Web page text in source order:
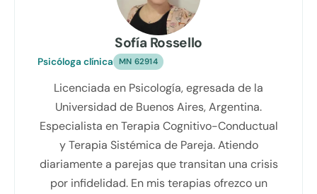
Sofía Rossello
Psicóloga clínica MN 62914
Licenciada en Psicología, egresada de la
Universidad de Buenos Aires, Argentina.
Especialista en Terapia Cognitivo-Conductual
y Terapia Sistémica de Pareja. Atiendo
diariamente a parejas que transitan una crisis
por infidelidad. En mis terapias ofrezco un